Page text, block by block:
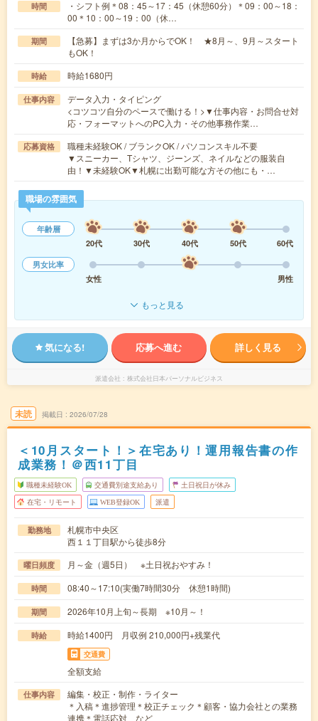
時間
・シフト例＊08：45～17：45（休憩60分）＊09：00～18：
00＊10：00～19：00（休…
期間
【急募】まずは3か月からでOK！ ★8月～、9月～スタート
もOK！
時給 時給1680円
仕事内容
データ入力・タイピング
<コツコツ自分のペースで働ける！>▼仕事内容・お問合せ対
応・フォーマットへのPC入力・その他事務作業…
応募資格
職種未経験OK / ブランクOK / パソコンスキル不要
▼スニーカー、Tシャツ、ジーンズ、ネイルなどの服装自
由！▼未経験OK▼札幌に出勤可能な方その他にも・…
職場の雰囲気
年齢層
20代
30代 40代 50代
60代
男女比率
女性
男性
もっと見る
気になる! 応募へ進む 詳しく見る
派遣会社 株式会社日本パーソナルビジネス
未読 掲載日 2026/07/28
＜10月スタート！＞在宅あり！運用報告書の作
成業務！＠西11丁目
職種未経験OK 交通費別途支給あり 土日祝日が休み
在宅・リモート WEB登録OK 派遣
勤務地
札幌市中央区
西１１丁目駅から徒歩8分
曜日頻度 月～金（週5日） ※土日祝おやすみ！
時間 08:40～17:10(実働7時間30分 休憩1時間)
期間 2026年10月上旬～長期 ※10月～！
時給 時給1400円 月収例 210,000円+残業代
交通費
全額支給
仕事内容
編集・校正・制作・ライター
＊入稿＊進捗管理＊校正チェック＊顧客・協力会社との業務
連携＊電話応対 など